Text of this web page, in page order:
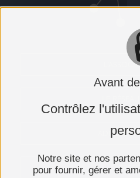
ADHÉRER
Avant
Contrôlez
Notre site et nos
pour fournir, gérer et